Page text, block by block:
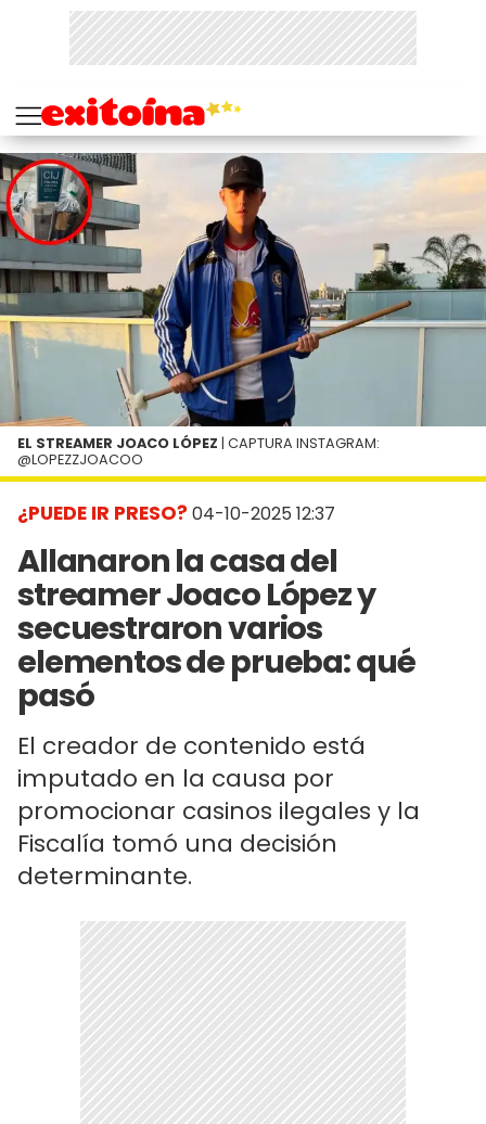
¿PUEDE IR PRESO? 04-10-2025 12:37
Allanaron la casa del
streamer Joaco López y
secuestraron varios
elementos de prueba: qué
pasó
El creador de contenido está
imputado en la causa por
promocionar casinos ilegales y la
Fiscalía tomó una decisión
determinante.
EL STREAMER JOACO LÓPEZ | CAPTURA INSTAGRAM:
@LOPEZZJOACOO